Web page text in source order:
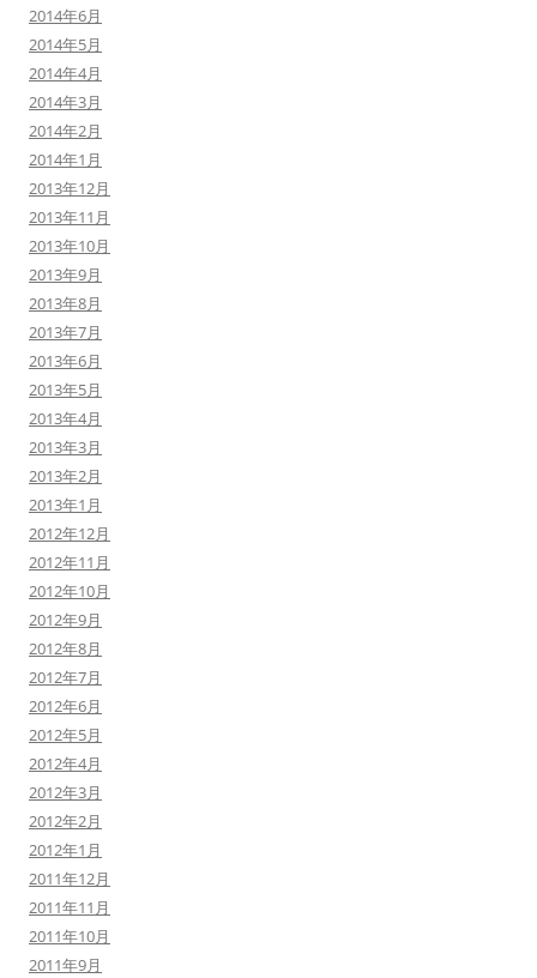
2014年6月
2014年5月
2014年4月
2014年3月
2014年2月
2014年1月
2013年12月
2013年11月
2013年10月
2013年9月
2013年8月
2013年7月
2013年6月
2013年5月
2013年4月
2013年3月
2013年2月
2013年1月
2012年12月
2012年11月
2012年10月
2012年9月
2012年8月
2012年7月
2012年6月
2012年5月
2012年4月
2012年3月
2012年2月
2012年1月
2011年12月
2011年11月
2011年10月
2011年9月